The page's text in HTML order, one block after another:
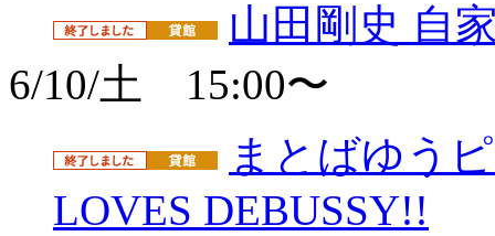
山田剛史 自
6/10/土 15:00〜
まとばゆう
LOVES DEBUSSY!!